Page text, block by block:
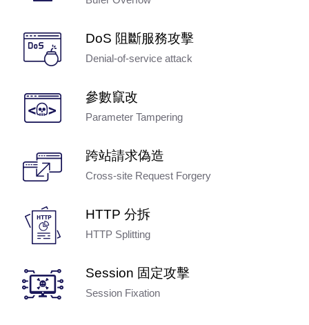
DoS 阻斷服務攻擊
Denial-of-service attack
參數竄改
Parameter Tampering
跨站請求偽造
Cross-site Request Forgery
HTTP 分拆
HTTP Splitting
Session 固定攻擊
Session Fixation